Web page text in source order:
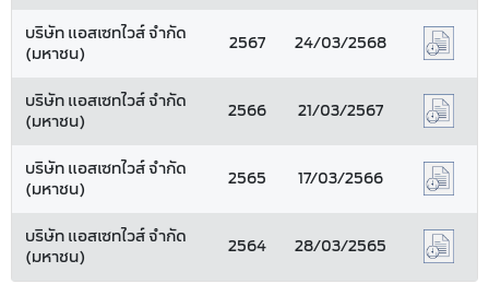
บริษัท แอสเซทไวส์ จำกัด
(มหาชน)
2567 24/03/2568
บริษัท แอสเซทไวส์ จำกัด
(มหาชน)
2566 21/03/2567
บริษัท แอสเซทไวส์ จำกัด
(มหาชน)
2565 17/03/2566
บริษัท แอสเซทไวส์ จำกัด
(มหาชน)
2564 28/03/2565